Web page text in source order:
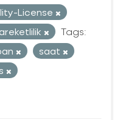
License
Tags:
saat